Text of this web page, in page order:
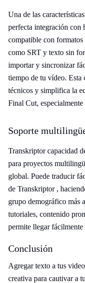
Una de las
perfecta integración con
compatible con
como SRT y texto sin
importar y sincronizar
tiempo de tu vídeo. Esta
técnicos y simplifica la
Final Cut,
Soporte
Transkriptor capacidad
para proyectos
global. Puede traducir
de Transkriptor ,
grupo demográfico más
tutoriales, contenido
permite llegar fácilmente
Conclusión
Agregar texto a tus
creativa para cautivar a